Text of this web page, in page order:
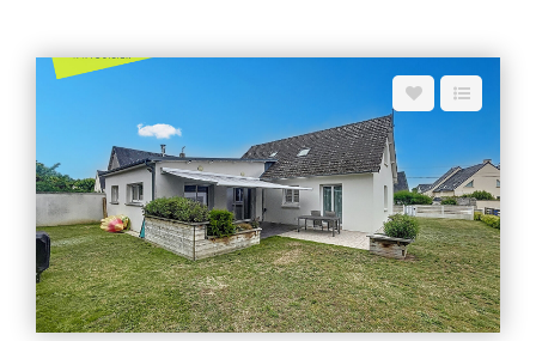
chambres dont une avec un placard, - Un dressing
aménagée, - Une salle d'eau avec un W.C, - Une
596000 € Honoraires à la charge du vendeur. Classe
énergie : A (44) Classe climat : A (1) Montant estimé des
dépenses annuelles d'énergie pour un usage
standard : entre 750 € et 1060 € / an. Prix moyens des
énergies indexés sur les années 2021, 2022, 2023
(abonnements compris) conformément à l'arrêté du 31
mars 2021 en vigueur lors de l'établissement du DPE.
"Les informations sur les risques auxquels ce bien est
exposé sont disponibles sur le site Géorisques :
www.georisques.gouv.fr" Pour visiter : Agence
DELAMARCHE IMMO.COM Florian GINARD